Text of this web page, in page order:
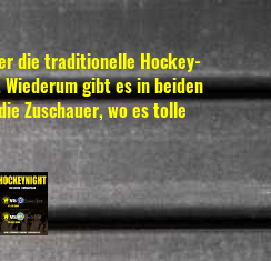
die traditionelle Hockey-
gibt es in beiden
Zuschauer, wo es tolle